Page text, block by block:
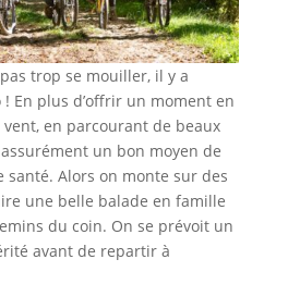
trop se mouiller, il y a
En plus d’offrir un moment en
en parcourant de beaux
un bon moyen de
Alors on monte sur des
une belle balade en famille
du coin. On se prévoit un
avant de repartir à